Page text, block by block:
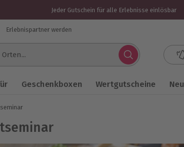
Jeder Gutschein für alle Erlebnisse einlösbar
Erlebnispartner werden
Geschenkboxen Wertgutscheine Neu